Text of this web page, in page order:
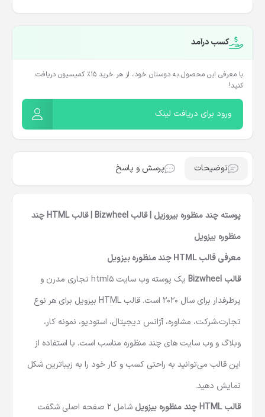
کسب درآمد
با معرفی این محصول به دوستان خود، از هر خرید ۱۵٪ کمیسیون دریافت
کنید!
ورود برای دریافت لینک
توضیحات پرسش و پاسخ
پوسته چند منظوره بیروزیل | قالب Bizwheel | قالب HTML چند
منظوره بیزویل
معرفی قالب HTML چند منظوره بیزویل
قالب Bizwheel
یک پوسته وب سایت html5 تجاری مدرن و
پرطرفدار برای سال 2020 است.
قالب HTML
بیزویل برای هر نوع
تجارت،شرکت، مشاوره، آژانس دیجیتال، استودیو، نمونه کار،
وبلاگ و وب سایت های چند منظوره مناسب است. با استفاده از
این قالب می‌توانید به راحتی کسب و کار خود را به زیباترین شکل
نمایش دهید.
قالب HTML چند منظوره
بیزویل
شامل 2 صفحه اصلی شگفت